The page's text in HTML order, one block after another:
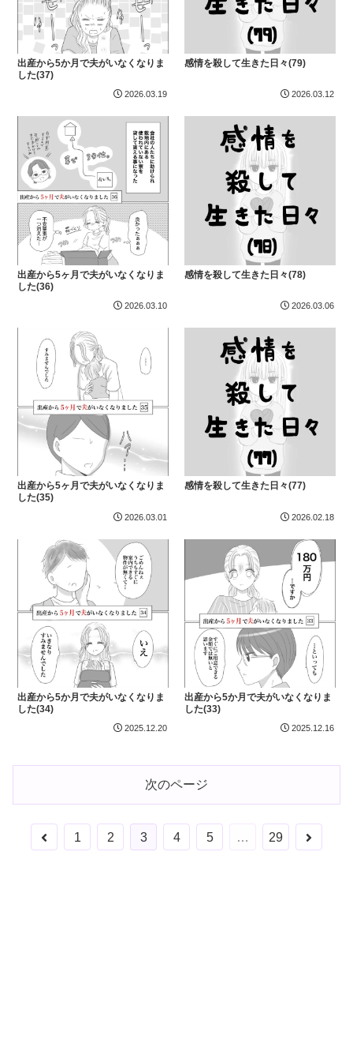
出産から5か月で夫がいなくなりま
した(37)
2026.03.19
感情を殺して生きた日々(79)
2026.03.12
出産から5ヶ月で夫がいなくなりま
した(36)
2026.03.10
感情を殺して生きた日々(78)
2026.03.06
出産から5ヶ月で夫がいなくなりま
した(35)
2026.03.01
感情を殺して生きた日々(77)
2026.02.18
出産から5か月で夫がいなくなりま
した(34)
2025.12.20
出産から5か月で夫がいなくなりま
した(33)
2025.12.16
次のページ
前
1 2 3 4 5 … 29
次